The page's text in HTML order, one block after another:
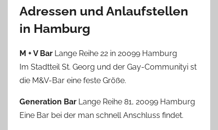
Adressen und Anlaufstellen
in Hamburg
M + V Bar Lange Reihe 22 in 20099 Hamburg
Im Stadtteil St. Georg und der Gay-Communityi st
die M&V-Bar eine feste Größe.
Generation Bar Lange Reihe 81, 20099 Hamburg
Eine Bar bei der man schnell Anschluss findet.